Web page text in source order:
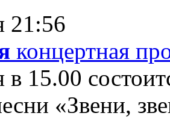
21:56
концертная
в 15.00
«Звени,